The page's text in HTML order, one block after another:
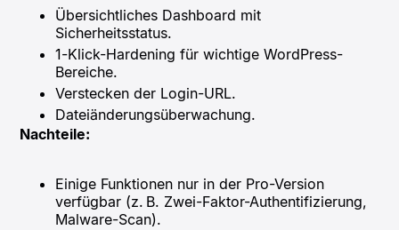
Übersichtliches Dashboard mit
Sicherheitsstatus.​
1-Klick-Hardening für wichtige WordPress-
Bereiche.​
Verstecken der Login-URL.​
Dateiänderungsüberwachung.​
Nachteile:
Einige Funktionen nur in der Pro-Version
verfügbar (z. B. Zwei-Faktor-Authentifizierung,
Malware-Scan).​